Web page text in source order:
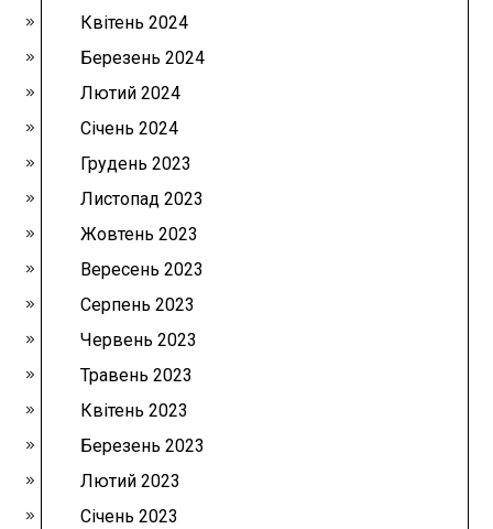
Квітень 2024
Березень 2024
Лютий 2024
Січень 2024
Грудень 2023
Листопад 2023
Жовтень 2023
Вересень 2023
Серпень 2023
Червень 2023
Травень 2023
Квітень 2023
Березень 2023
Лютий 2023
Січень 2023